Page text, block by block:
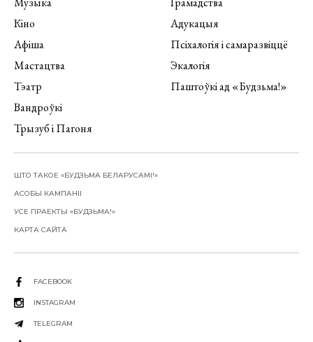
Кіно
Афіша
Мастацтва
Тэатр
Вандроўкі
Трызуб і Пагоня
Адукацыя
Псіхалогія і самаразвіццё
Экалогія
Паштоўкі ад «Будзьма!»
ШТО ТАКОЕ «БУДЗЬМА БЕЛАРУСАМІ!»
АСОБЫ КАМПАНІІ
УСЕ ПРАЕКТЫ «БУДЗЬМА!»
КАРТА САЙТА
FACEBOOK
INSTAGRAM
TELEGRAM